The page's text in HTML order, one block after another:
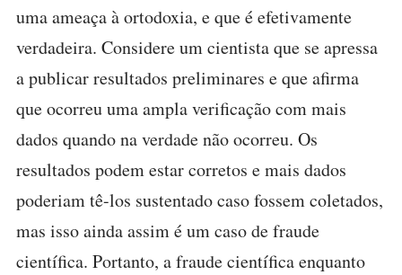
uma ameaça à ortodoxia, e que é efetivamente
verdadeira. Considere um cientista que se apressa
a publicar resultados preliminares e que afirma
que ocorreu uma ampla verificação com mais
dados quando na verdade não ocorreu. Os
resultados podem estar corretos e mais dados
poderiam tê-los sustentado caso fossem coletados,
mas isso ainda assim é um caso de fraude
científica. Portanto, a fraude científica enquanto